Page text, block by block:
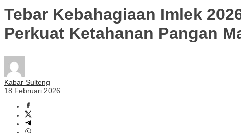
Tebar Kebahagiaan Imlek
Perkuat Ketahanan Pangan
Kabar Sulteng
18 Februari 2026